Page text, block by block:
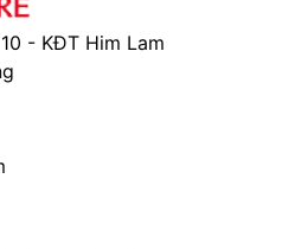
- KĐT Him Lam